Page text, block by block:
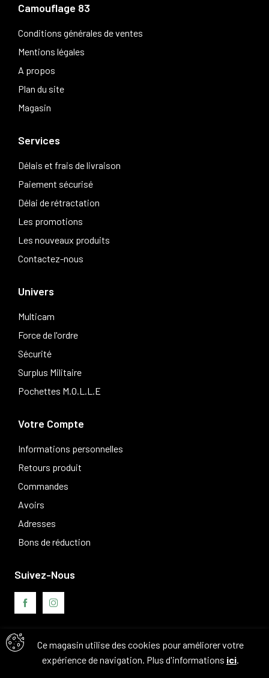
Camouflage 83
Conditions générales de ventes
Mentions légales
A propos
Plan du site
Magasin
Services
Délais et frais de livraison
Paiement sécurisé
Délai de rétractation
Les promotions
Les nouveaux produits
Contactez-nous
Univers
Multicam
Force de l'ordre
Sécurité
Surplus Militaire
Pochettes M.O.L.L.E
Votre Compte
Informations personnelles
Retours produit
Commandes
Avoirs
Adresses
Bons de réduction
Ce magasin utilise des cookies pour améliorer votre
expérience de navigation. Plus d'informations ici.
Suivez-Nous
Avis clients